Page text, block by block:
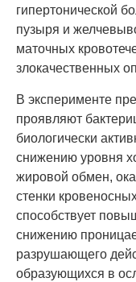
гипертонической
пузыря и
маточных
злокачественных
В эксперименте
проявляют
биологически
снижению уровня
жировой обмен,
стенки
способствует
снижению
разрушающего
образующихся в